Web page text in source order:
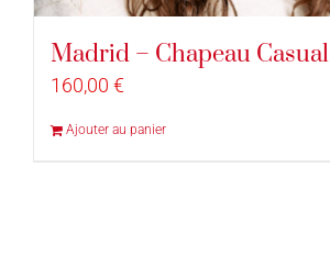
Madrid – Chapeau Casual
160,00 €
Ajouter au panier